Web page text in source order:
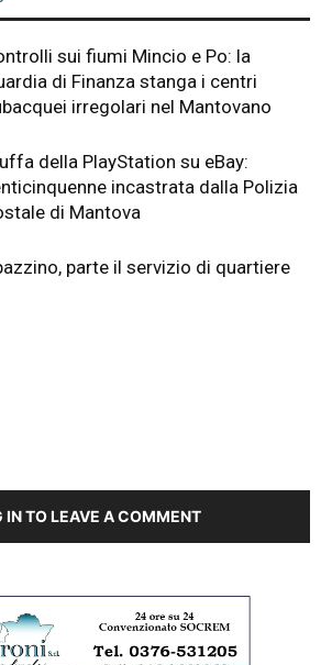
sui fiumi Mincio e Po: la
di Finanza stanga i centri
irregolari nel Mantovano
della PlayStation su eBay:
incastrata dalla Polizia
di Mantova
parte il servizio di quartiere
IN TO LEAVE A COMMENT